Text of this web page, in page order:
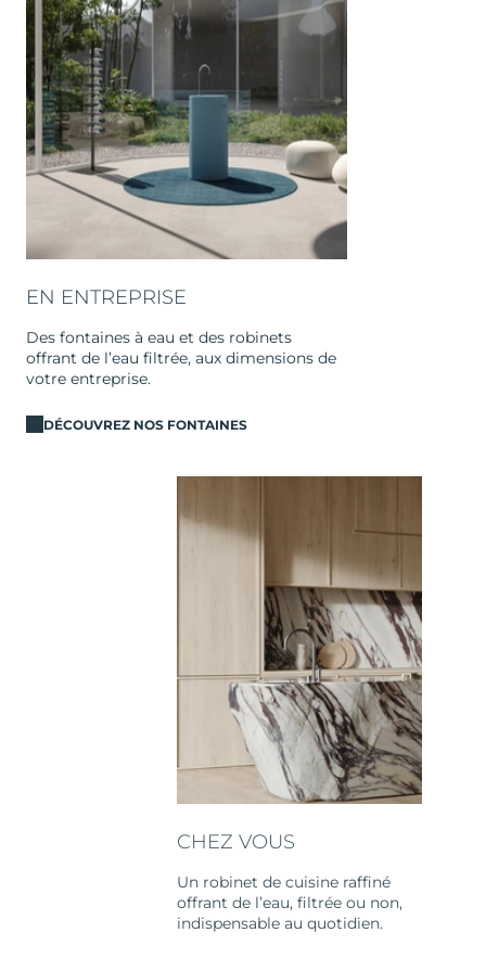
EN ENTREPRISE
Des fontaines à eau et des robinets
offrant de l’eau filtrée, aux dimensions de
votre entreprise.
DÉCOUVREZ NOS FONTAINES
CHEZ VOUS
Un robinet de cuisine raffiné
offrant de l’eau, filtrée ou non,
indispensable au quotidien.